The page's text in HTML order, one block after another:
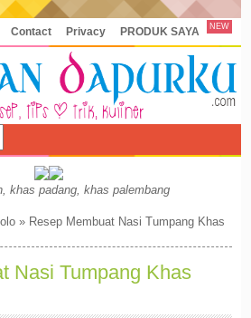
Contact Privacy PRODUK SAYA NEW
khas padang, khas palembang
» Resep Membuat Nasi Tumpang Khas
Nasi Tumpang Khas